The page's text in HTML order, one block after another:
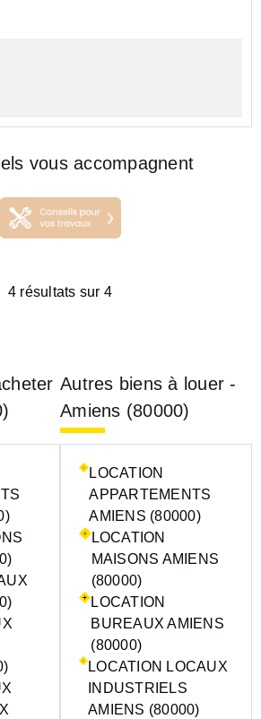
vous accompagnent
4 résultats sur 4
Autres biens à louer -
Amiens (80000)
LOCATION
APPARTEMENTS
AMIENS (80000)
LOCATION
MAISONS AMIENS
(80000)
LOCATION
BUREAUX AMIENS
(80000)
LOCATION LOCAUX
INDUSTRIELS
AMIENS (80000)